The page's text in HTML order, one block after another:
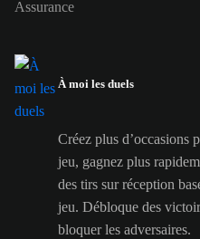
Assurance
À moi les duels
Créez plus d’occasions
jeu, gagnez plus
des tirs sur réception
jeu. Débloque des
bloquer les adversaires.